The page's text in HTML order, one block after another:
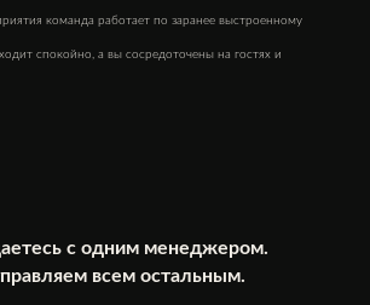
команда работает по заранее выстроенному
спокойно, а вы сосредоточены на гостях и
с одним менеджером.
всем остальным.